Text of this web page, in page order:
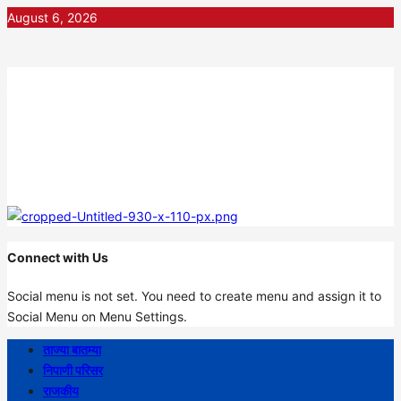
Skip
August 6, 2026
Connect with Us
Social menu is not set. You need to create menu and assign it to
Social Menu on Menu Settings.
Primary
Menu
ताज्या बातम्या
निपाणी परिसर
राजकीय